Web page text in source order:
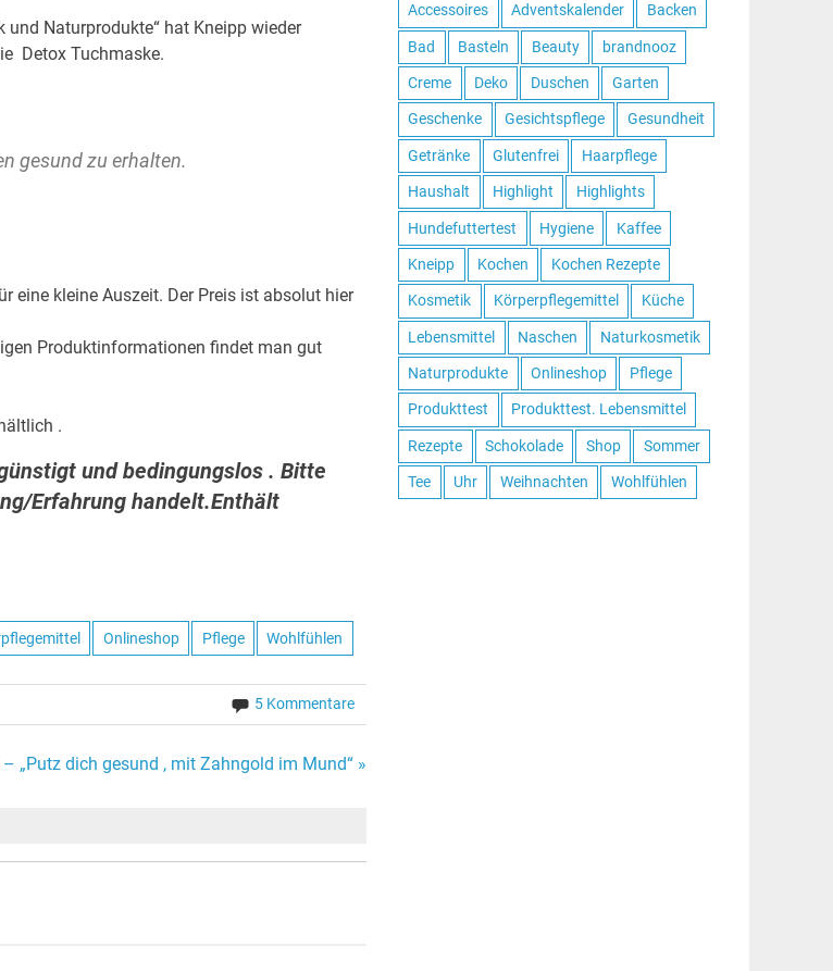
Naturprodukte“ hat Kneipp wieder
Detox Tuchmaske.
gesund zuerhalten.
eine kleine Auszeit. Der Preis ist absolut hier
Produktinformationen findet man gut
.
und bedingungslos . Bitte
Erfahrung handelt.Enthält
Onlineshop Pflege Wohlfühlen
5 Kommentare
„Putz dich gesund , mit Zahngold im Mund“ »
Accessoires Adventskalender Backen
Bad Basteln Beauty brandnooz
Creme Deko Duschen Garten
Geschenke Gesichtspflege Gesundheit
Getränke Glutenfrei Haarpflege
Haushalt Highlight Highlights
Hundefuttertest Hygiene Kaffee
Kneipp Kochen Kochen Rezepte
Kosmetik Körperpflegemittel Küche
Lebensmittel Naschen Naturkosmetik
Naturprodukte Onlineshop Pflege
Produkttest Produkttest. Lebensmittel
Rezepte Schokolade Shop Sommer
Tee Uhr Weihnachten Wohlfühlen